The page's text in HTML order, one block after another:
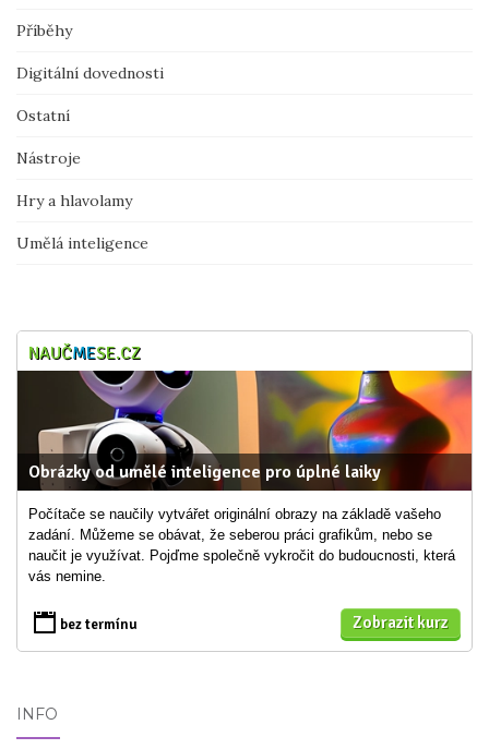
Příběhy
Digitální dovednosti
Ostatní
Nástroje
Hry a hlavolamy
Umělá inteligence
NAUČMESE.CZ
Obrázky od umělé inteligence pro úplné laiky
Počítače se naučily vytvářet originální obrazy na základě vašeho
zadání. Můžeme se obávat, že seberou práci grafikům, nebo se
naučit je využívat. Pojďme společně vykročit do budoucnosti, která
vás nemine.
bez termínu Zobrazit kurz
INFO